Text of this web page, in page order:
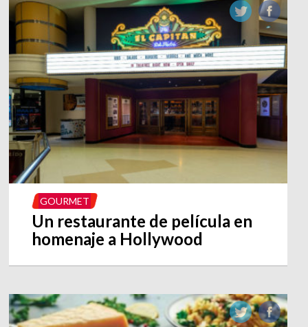
GOURMET
Un restaurante de película en
homenaje a Hollywood